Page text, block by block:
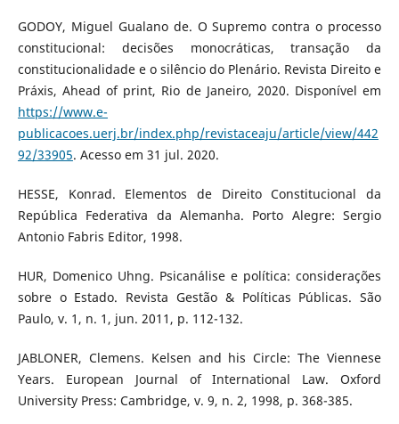
GODOY, Miguel Gualano de. O Supremo contra o processo
constitucional: decisões monocráticas, transação da
constitucionalidade e o silêncio do Plenário. Revista Direito e
Práxis, Ahead of print, Rio de Janeiro, 2020. Disponível em
https://www.e-
publicacoes.uerj.br/index.php/revistaceaju/article/view/442
92/33905. Acesso em 31 jul. 2020.
HESSE, Konrad. Elementos de Direito Constitucional da
República Federativa da Alemanha. Porto Alegre: Sergio
Antonio Fabris Editor, 1998.
HUR, Domenico Uhng. Psicanálise e política: considerações
sobre o Estado. Revista Gestão & Políticas Públicas. São
Paulo, v. 1, n. 1, jun. 2011, p. 112-132.
JABLONER, Clemens. Kelsen and his Circle: The Viennese
Years. European Journal of International Law. Oxford
University Press: Cambridge, v. 9, n. 2, 1998, p. 368-385.